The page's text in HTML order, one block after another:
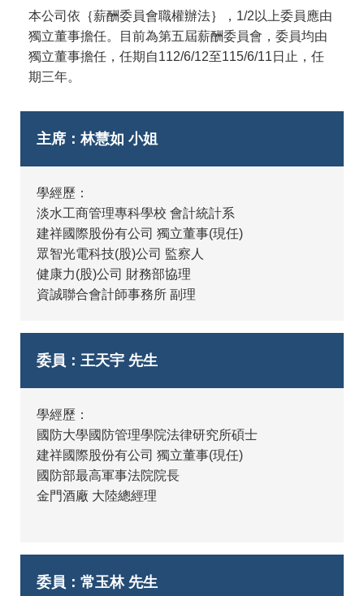
本公司依｛薪酬委員會職權辦法｝，1/2以上委員應由
獨立董事擔任。目前為第五屆薪酬委員會，委員均由
獨立董事擔任，任期自112/6/12至115/6/11日止，任
期三年。
主席：林慧如 小姐
學經歷：
淡水工商管理專科學校 會計統計系
建祥國際股份有公司 獨立董事(現任)
眾智光電科技(股)公司 監察人
健康力(股)公司 財務部協理
資誠聯合會計師事務所 副理
委員：王天宇 先生
學經歷：
國防大學國防管理學院法律研究所碩士
建祥國際股份有公司 獨立董事(現任)
國防部最高軍事法院院長
金門酒廠 大陸總經理
委員：常玉林 先生